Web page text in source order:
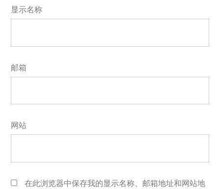
显示名称
邮箱
网站
在此浏览器中保存我的显示名称、邮箱地址和网站地